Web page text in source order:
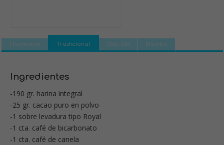
Thermomix Tradicional Olla GM Mambo
Ingredientes
-190 gr. harina integral
-25 gr. cacao puro en polvo
-1 sobre levadura tipo Royal
-1 cta. café de bicarbonato
-1 cta. café de canela